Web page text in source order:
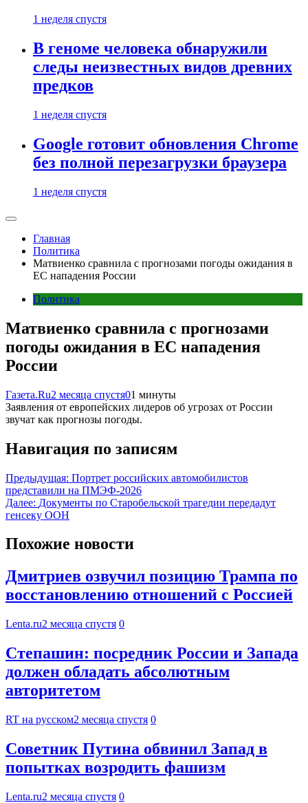
1 неделя спустя
В геноме человека обнаружили
следы неизвестных видов древних
предков
1 неделя спустя
Google готовит обновления Chrome
без полной перезагрузки браузера
1 неделя спустя
Главная
Политика
Матвиенко сравнила с прогнозами погоды ожидания в
ЕС нападения России
Политика
Матвиенко сравнила с прогнозами
погоды ожидания в ЕС нападения
России
Газета.Ru2 месяца спустя01 минуты
Заявления от европейских лидеров об угрозах от России
звучат как прогнозы погоды.
Навигация по записям
Предыдущая: Портрет российских автомобилистов
представили на ПМЭФ-2026
Далее: Документы по Старобельской трагедии передадут
генсеку ООН
Похожие новости
Дмитриев озвучил позицию Трампа по
восстановлению отношений с Россией
Lenta.ru2 месяца спустя 0
Степашин: посредник России и Запада
должен обладать абсолютным
авторитетом
RT на русском2 месяца спустя 0
Советник Путина обвинил Запад в
попытках возродить фашизм
Lenta.ru2 месяца спустя 0